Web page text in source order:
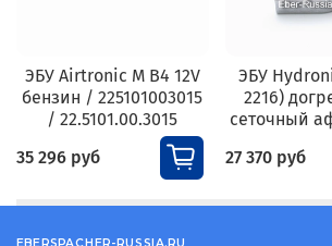
ЭБУ Airtronic M B4 12V
бензин / 225101003015
/ 22.5101.00.3015
35 296 руб
ЭБУ
2216)
сеточный
27 370 руб
EBERSPACHER-RUSSIA.RU